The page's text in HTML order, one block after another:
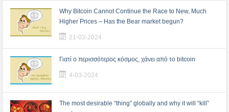
Why Bitcoin Cannot Continue the Race to New, Much
Higher Prices – Has the Bear market begun?
21-03-2024
Γιατί ο περισσότερος κόσμος, χάνει από το bitcoin
4-03-2024
The most desirable “thing” globally and why it will “kill”